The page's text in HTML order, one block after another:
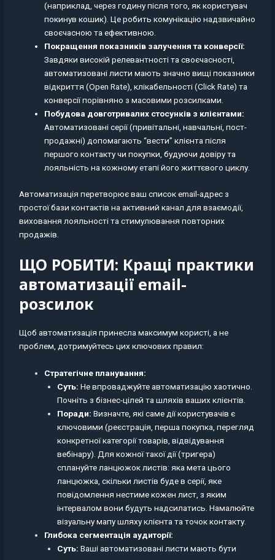
(наприклад, через годину після того, як користувач
покинув кошик). Це робить комунікацію надзвичайно
своєчасною та ефективною.
Покращення показників залучення та конверсії:
Завдяки високій релевантності та своєчасності,
автоматизовані листи мають значно вищі показники
відкриття (Open Rate), клікабельності (Click Rate) та
конверсії порівняно з масовими розсилками.
Побудова довготривалих стосунків з клієнтами:
Автоматизовані серії (привітальні, навчальні, пост-
продажні) допомагають “вести” клієнта після
першого контакту чи покупки, будуючи довіру та
лояльність на кожному етапі його життєвого циклу.
Автоматизація перетворює ваш список email-адрес з
простої бази контактів на активний канал для взаємодії,
виховання лояльності та стимулювання повторних
продажів.
ЩО РОБИТИ: Кращі практики
автоматизації email-
розсилок
Щоб автоматизація принесла максимум користі, а не
проблем, дотримуйтесь цих ключових правил:
Стратегічне планування:
Суть: Не впроваджуйте автоматизацію хаотично.
Почніть з бізнес-цілей та шляхів ваших клієнтів.
Поради: Визначте, які саме дії користувачів є
ключовими (реєстрація, перша покупка, перегляд
конкретної категорії товарів, відвідування
вебінару). Для кожної такої дії (тригера)
сплануйте ланцюжок листів: яка мета цього
ланцюжка, скільки листів буде в серії, яке
повідомлення нестиме кожен лист, з яким
інтервалом вони будуть надсилатись. Намалюйте
візуальну мапу шляху клієнта та точок контакту.
Глибока сегментація аудиторії:
Суть: Ваші автоматизовані листи мають бути